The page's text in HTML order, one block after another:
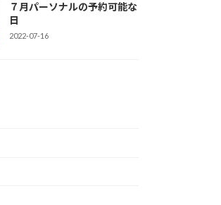
７月パーソナルの予約可能な
日
2022-07-16